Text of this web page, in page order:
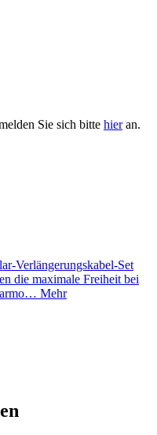
Sie sich bitte hieran.
Verlängerungskabel-Set
die maximale Freiheit bei
Mehr